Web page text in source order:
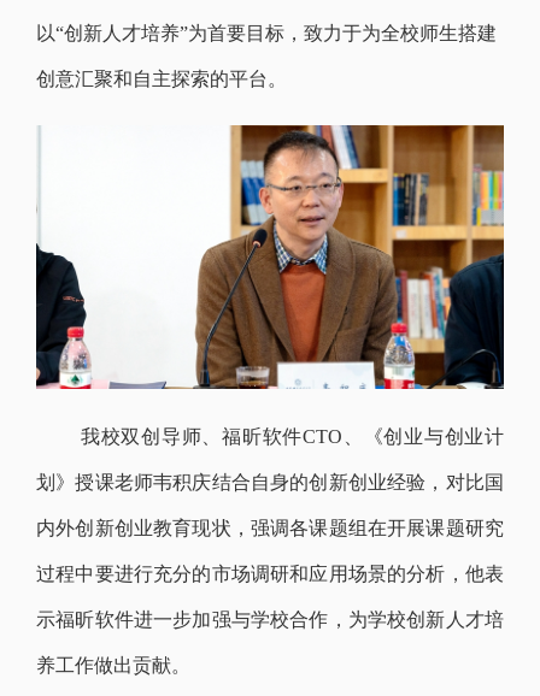
以“创新人才培养”为首要目标，致力于为全校师生搭建
创意汇聚和自主探索的平台。
我校双创导师、福昕软件CTO、《创业与创业计
划》授课老师韦积庆结合自身的创新创业经验，对比国
内外创新创业教育现状，强调各课题组在开展课题研究
过程中要进行充分的市场调研和应用场景的分析，他表
示福昕软件进一步加强与学校合作，为学校创新人才培
养工作做出贡献。